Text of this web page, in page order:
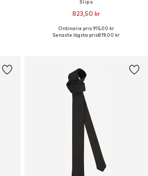
Slips
823,50 kr
Tillgängliga storlekar: One Size
Ordinarie pris: 915,00 kr
Senaste lägsta pris:819,00 kr